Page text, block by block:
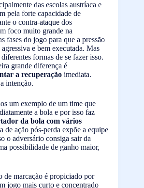
das escolas austríaca e
pela forte capacidade de
o contra-ataque dos
foco muito grande na
fases do jogo para que a pressão
e bem executada. Mas
formas de se fazer isso.
grande diferença é
a recuperação imediata.
intenção.
um exemplo de um time que
a bola e por isso faz
da bola com vários
de ação pós-perda expõe a equipe
o adversário consiga sair da
possibilidade de ganho maior,
de marcação é propiciado por
jogo mais curto e concentrado